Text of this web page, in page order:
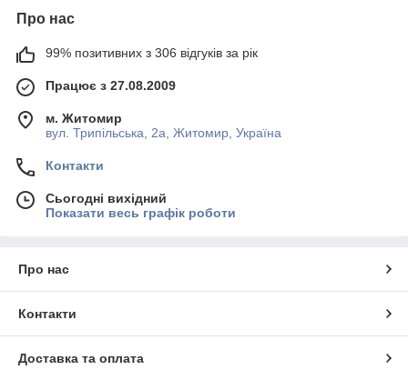
Про нас
99% позитивних з 306 відгуків за рік
Працює з 27.08.2009
м. Житомир
вул. Трипільська, 2а, Житомир, Україна
Контакти
Сьогодні вихідний
Показати весь графік роботи
Про нас
Контакти
Доставка та оплата